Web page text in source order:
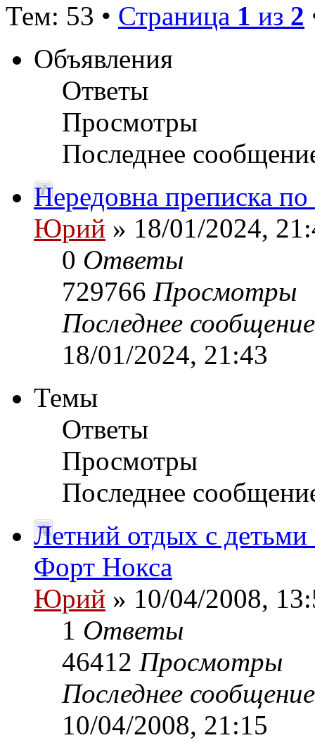
Тем: 53 • Страница 1 из 2
Объявления
Ответы
Просмотры
Последнее
Нередовна преписка
Юрий » 18/01/2024,
0 Ответы
729766 Просмотры
Последнее
18/01/2024, 21:43
Темы
Ответы
Просмотры
Последнее
Летний отдых с детьми
Форт Нокса
Юрий » 10/04/2008,
1 Ответы
46412 Просмотры
Последнее
10/04/2008, 21:15